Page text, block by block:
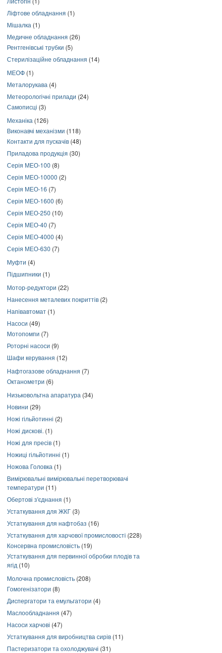
Ліфтове обладнання (1)
Мішалка (1)
Медичне обладнання (26)
Рентгенівські трубки (5)
Стерилізаційне обладнання (14)
МЕОФ (1)
Металорукава (4)
Метеорологічні прилади (24)
Самописці (3)
Механіка (126)
Виконавчі механізми (118)
Контакти для пускачів (48)
Приладова продукція (30)
Серія МЕО-100 (8)
Серія МЕО-10000 (2)
Серія МЕО-16 (7)
Серія МЕО-1600 (6)
Серія МЕО-250 (10)
Серія МЕО-40 (7)
Серія МЕО-4000 (4)
Серія МЕО-630 (7)
Муфти (4)
Підшипники (1)
Мотор-редуктори (22)
Нанесення металевих покриттів (2)
Напівавтомат (1)
Насоси (49)
Мотопомпи (7)
Роторні насоси (9)
Шафи керування (12)
Нафтогазове обладнання (7)
Октанометри (6)
Низьковольтна апаратура (34)
Новини (29)
Ножі гільйотинні (2)
Ножі дискові. (1)
Ножі для пресів (1)
Ножиці гільйотинні (1)
Ножова Головка (1)
Вимірювальні вимірювальні перетворювачі
температури (11)
Обертові з'єднання (1)
Устаткування для ЖКГ (3)
Устаткування для нафтобаз (16)
Устаткування для харчової промисловості (228)
Консервна промисловість (19)
Устаткування для первинної обробки плодів та
ягід (10)
Молочна промисловість (208)
Гомогенізатори (8)
Диспергатори та емульгатори (4)
Маслообладнання (47)
Насоси харчові (47)
Устаткування для виробництва сирів (11)
Пастеризатори та охолоджувачі (31)